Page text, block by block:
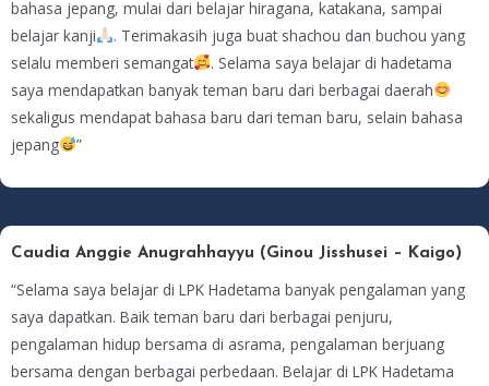
bahasa jepang, mulai dari belajar hiragana, katakana, sampai
belajar kanji
. Terimakasih juga buat shachou dan buchou yang
selalu memberi semangat
. Selama saya belajar di hadetama
saya mendapatkan banyak teman baru dari berbagai daerah
sekaligus mendapat bahasa baru dari teman baru, selain bahasa
jepang
”
Caudia Anggie Anugrahhayyu (Ginou Jisshusei – Kaigo)
“Selama saya belajar di LPK Hadetama banyak pengalaman yang
saya dapatkan. Baik teman baru dari berbagai penjuru,
pengalaman hidup bersama di asrama, pengalaman berjuang
bersama dengan berbagai perbedaan. Belajar di LPK Hadetama